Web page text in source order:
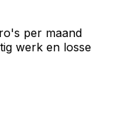
per maand
werk en losse